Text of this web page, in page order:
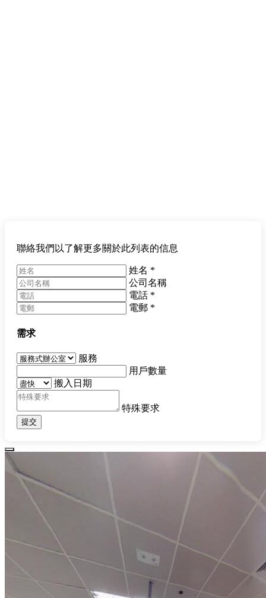
聯絡我們以了解更多關於此列表的信息
姓名 *
公司名稱
電話 *
電郵 *
需求
服務
用戶數量
搬入日期
特殊要求
提交